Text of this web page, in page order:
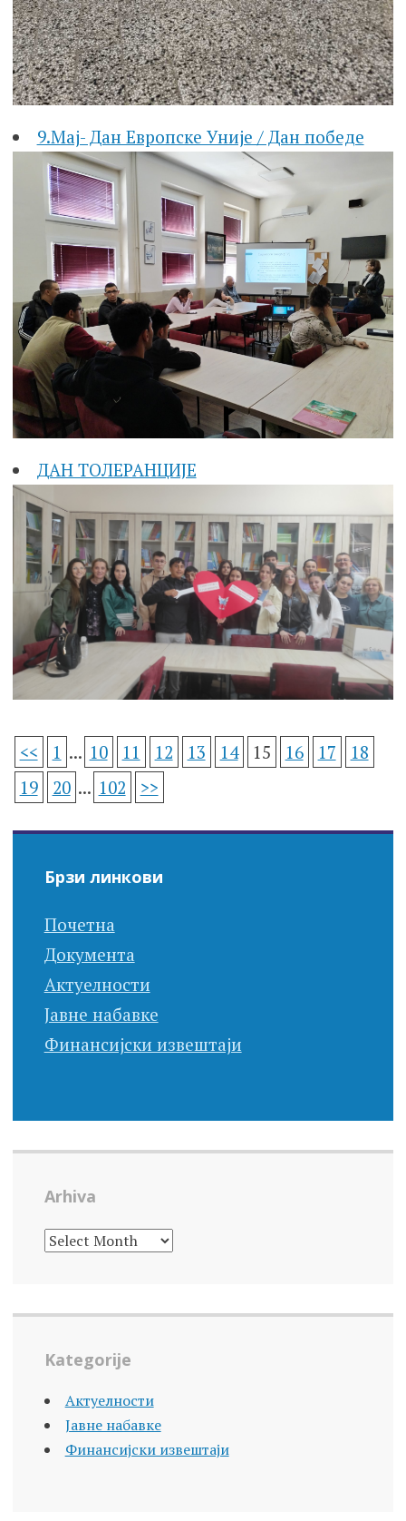
9.Мај- Дан Европске Уније / Дан победе
ДАН ТОЛЕРАНЦИЈЕ
<< 1 ... 10 11 12 13 14 15 16 17
18
19
20 ... 102 >>
Брзи линкови
Почетна
Документа
Актуелности
Јавне набавке
Финансијски извештаји
Arhiva
ARHIVA
Kategorije
Актуелности
Јавне набавке
Финансијски извештаји